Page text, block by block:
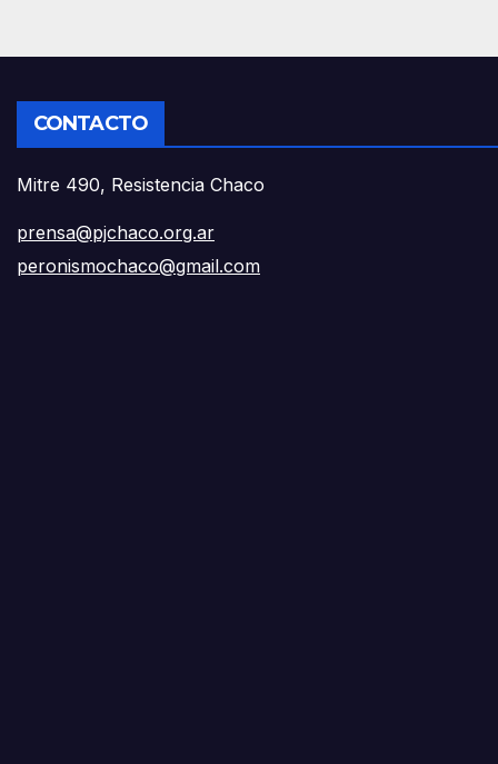
CONTACTO
Mitre 490, Resistencia Chaco
prensa@pjchaco.org.ar
peronismochaco@gmail.com